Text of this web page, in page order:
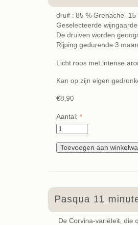
druif : 85 % Grenache 15
Geselecteerde
De druiven worden
Rijping gedurende 3
Licht roos met intense
Kan op zijn eigen
€8,90
Aantal: *
Pasqua 11
De Corvina-variëteit, die